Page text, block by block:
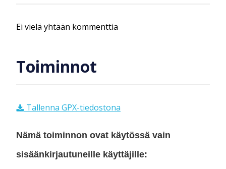
Ei vielä yhtään kommenttia
Toiminnot
Tallenna GPX-tiedostona
Nämä toiminnon ovat käytössä vain
sisäänkirjautuneille käyttäjille: